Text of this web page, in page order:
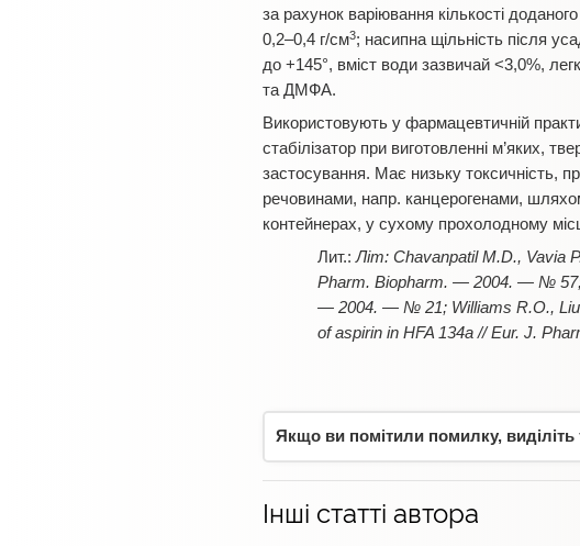
за рахунок варіювання кількості
0,2–0,4 г/см3; насипна щільність після
до +145°, вміст води зазвичай <3,0%,
та ДМФА.
Використовують у фармацевтичній
стабілізатор при виготовленні м’яких,
застосування. Має низьку токсичність,
речовинами, напр. канцерогенами,
контейнерах, у сухому прохолодному
Літ: Chavanpatil M.D., Vavia
Pharm. Biopharm. — 2004. — № 57;
— 2004. — № 21; Williams R.O., Liu
of aspirin in HFA 134a // Eur. J.
Якщо ви помітили помилку,
Інші статті автора